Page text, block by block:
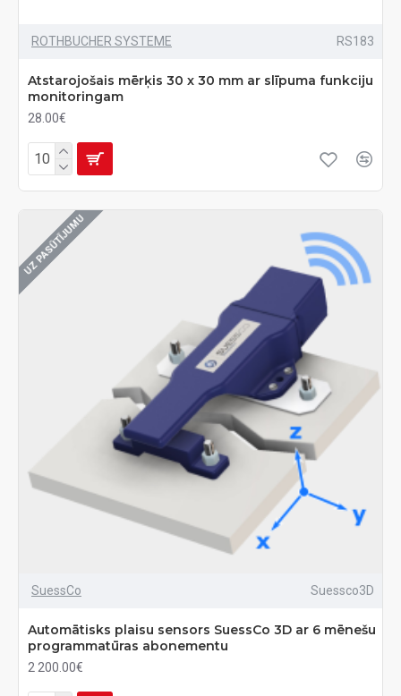
ROTHBUCHER SYSTEME RS183
Atstarojošais mērķis 30 x 30 mm ar slīpuma funkciju
monitoringam
28.00€
UZ PASŪTĪJUMU
SuessCo Suessco3D
Automātisks plaisu sensors SuessCo 3D ar 6 mēnešu
programmatūras abonementu
2 200.00€